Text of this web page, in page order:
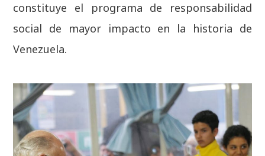
constituye el programa de responsabilidad
social de mayor impacto en la historia de
Venezuela.